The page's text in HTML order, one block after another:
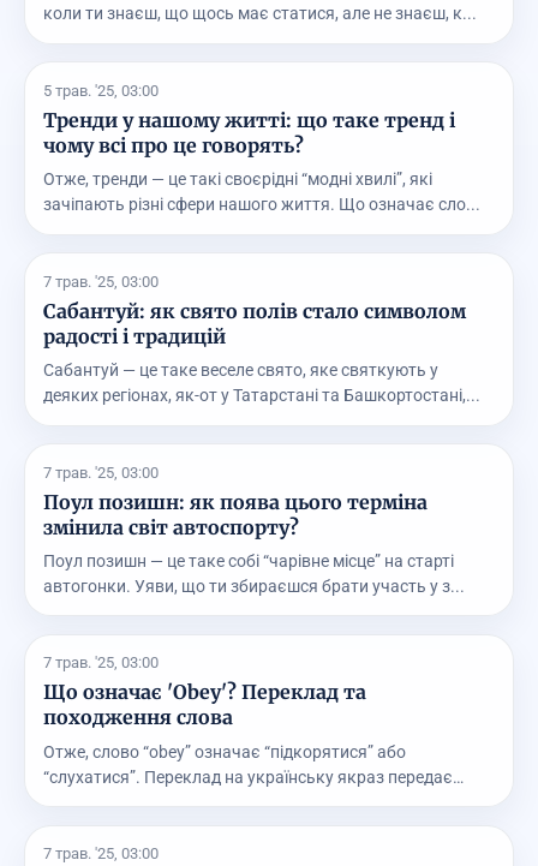
коли ти знаєш, що щось має статися, але не знаєш, к...
5 трав. '25, 03:00
Тренди у нашому житті: що таке тренд і
чому всі про це говорять?
Отже, тренди — це такі своєрідні “модні хвилі”, які
зачіпають різні сфери нашого життя. Що означає сло...
7 трав. '25, 03:00
Сабантуй: як свято полів стало символом
радості і традицій
Сабантуй — це таке веселе свято, яке святкують у
деяких регіонах, як-от у Татарстані та Башкортостані,...
7 трав. '25, 03:00
Поул позишн: як поява цього терміна
змінила світ автоспорту?
Поул позишн — це таке собі “чарівне місце” на старті
автогонки. Уяви, що ти збираєшся брати участь у з...
7 трав. '25, 03:00
Що означає 'Obey'? Переклад та
походження слова
Отже, слово “obey” означає “підкорятися” або
“слухатися”. Переклад на українську якраз передає
7 трав. '25, 03:00